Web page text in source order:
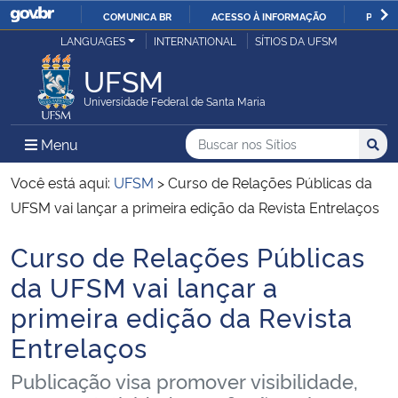
IR
COMUNICA BR ACESSO À INFORMAÇÃO
Ministério da Justiça e Segurança Pública
Ministério da Defesa
Ministério das Relações Exteriores
Ministério da Infraestrutura
Ministério da Agricultura, Pecuária e Abastecimento
Ministério da Educação
LANGUAGES INTERNATIONAL SÍTIOS DA UFSM
UFSM
Universidade Federal de Santa Maria
Menu Menu Principal do Sítio
Busca
Buscar no nos Sítios
Busca:
Você está aqui: UFSM >Curso de Relações Públicas da
UFSM vai lançar a primeira edição da Revista Entrelaços
Início do conteúdo
Curso de Relações Públicas
da UFSM vai lançar a
primeira edição da Revista
Entrelaços
Publicação visa promover visibilidade,